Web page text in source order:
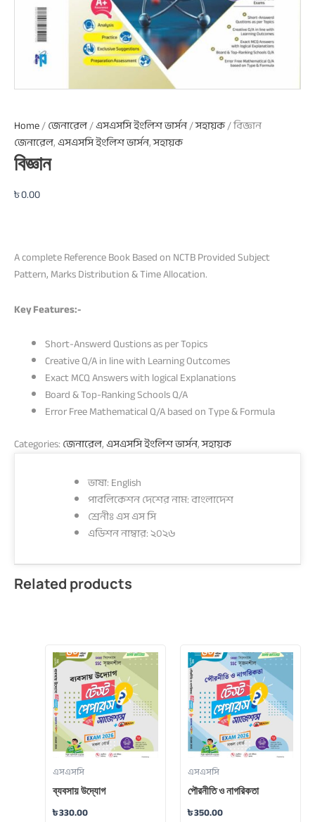
Home/জেনারেল/এসএসসি ইংলিশ ভার্সন/সহায়ক/ বিজ্ঞান
জেনারেল,এসএসসি ইংলিশ ভার্সন,সহায়ক
বিজ্ঞান
৳0.00
A complete Reference Book Based on NCTB Provided Subject
Pattern, Marks Distribution & Time Allocation.
Key Features:-
Short-Answerd Qustions as per Topics
Creative Q/A in line with Learning Outcomes
Exact MCQ Answers with logical Explanations
Board & Top-Ranking Schools Q/A
Error Free Mathematical Q/A based on Type & Formula
Categories:জেনারেল,এসএসসি ইংলিশ ভার্সন,সহায়ক
ভাষা: English
পাবলিকেশন দেশের নাম: বাংলাদেশ
শ্রেনীঃ এস এস সি
এডিশন নাম্বার: ২০২৬
Related products
এসএসসি
ব্যবসায় উদ্যোগ
৳330.00
এসএসসি
পৌরনীতি ও নাগরিকতা
৳350.00